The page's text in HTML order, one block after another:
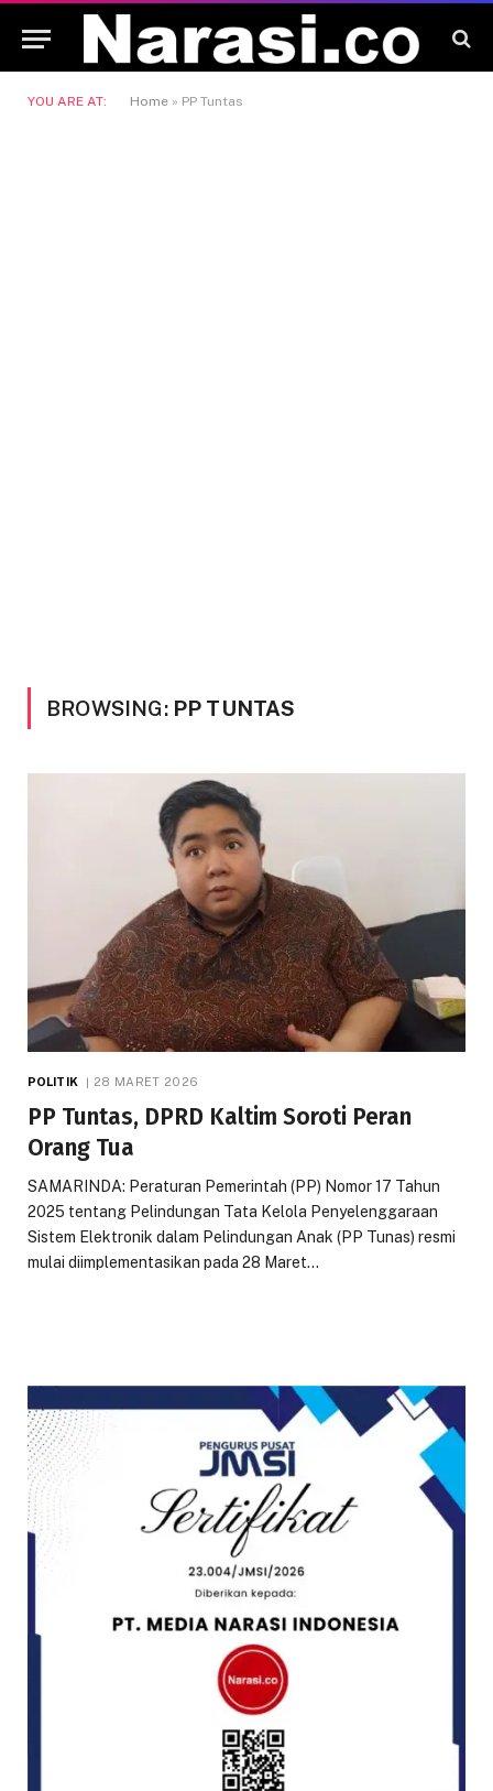
YOU ARE AT: Home » PP Tuntas
BROWSING: PP TUNTAS
POLITIK 28 MARET 2026
PP Tuntas, DPRD Kaltim Soroti Peran
Orang Tua
SAMARINDA: Peraturan Pemerintah (PP) Nomor 17 Tahun
2025 tentang Pelindungan Tata Kelola Penyelenggaraan
Sistem Elektronik dalam Pelindungan Anak (PP Tunas) resmi
mulai diimplementasikan pada 28 Maret…